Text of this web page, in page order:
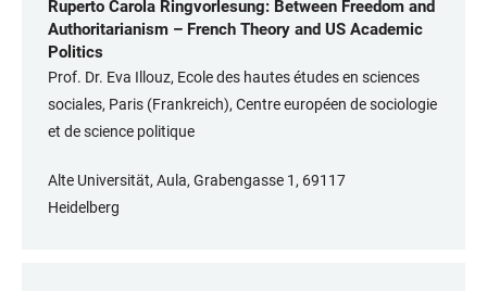
Ruperto Carola Ringvorlesung: Between Freedom and
Authoritarianism – French Theory and US Academic
Politics
Prof. Dr. Eva Illouz, Ecole des hautes études en sciences
sociales, Paris (Frankreich), Centre européen de sociologie
et de science politique
Alte Universität, Aula, Grabengasse 1, 69117
Heidelberg